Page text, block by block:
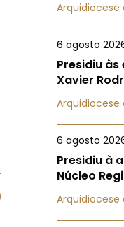
Arquidiocese
6 agosto
Presidiu às
Xavier
Arquidiocese
6 agosto
Presidiu à
Núcleo
Arquidiocese